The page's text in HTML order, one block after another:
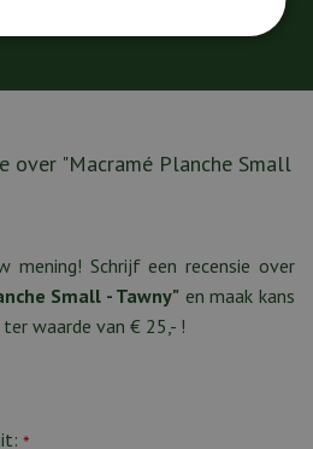
over "Macramé Planche Small
mening! Schrijf een recensie over
Small - Tawny" en maak kans
waarde van € 25,- !
*